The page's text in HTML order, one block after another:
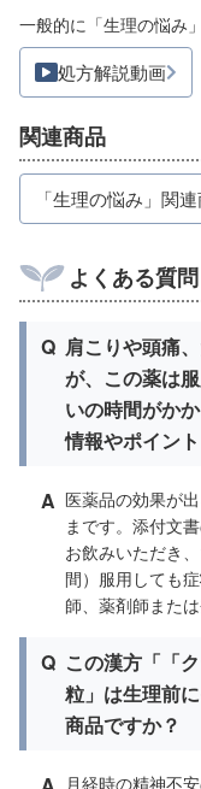
一般的に「生理の悩み
処方解説動画
関連商品
「生理の悩み」関
よくある質問
Q 肩こりや頭痛
が、この薬は
いの時間がか
情報やポイン
A 医薬品の効果が
まです。添付文
お飲みいただき
間）服用しても
師、薬剤師また
Q この漢方「「
粒」は生理前
商品ですか？
月経時の精神不